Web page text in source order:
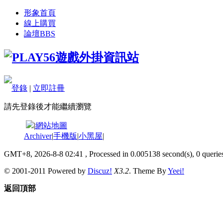
形象首頁
線上購買
論壇BBS
登錄 | 立即註冊
請先登錄後才能繼續瀏覽
|網站地圖
Archiver|手機版|小黑屋|
GMT+8, 2026-8-8 02:41 , Processed in 0.005138 second(s), 0
© 2001-2011 Powered by Discuz! X3.2. Theme ByYeei!
返回頂部